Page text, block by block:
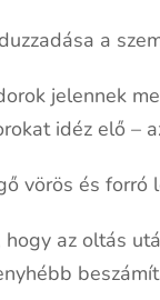
a
jelennek
idéz elő –
vörös és forró
az oltás